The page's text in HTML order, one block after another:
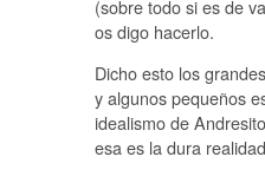
(sobre todo si es de
os digo hacerlo.
Dicho esto los
y algunos pequeños
idealismo de
esa es la dura